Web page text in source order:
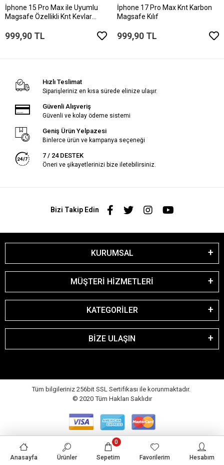
İphone 15 Pro Max ile Uyumlu
Magsafe Özellikli Knt Kevlar
999,90 TL
İphone 17 Pro Max Knt Karbon
Magsafe Kılıf
999,90 TL
Hızlı Teslimat
Siparişleriniz en kısa sürede elinize ulaşır.
Güvenli Alışveriş
Güvenli ve kolay ödeme sistemi
Geniş Ürün Yelpazesi
Binlerce ürün ve kampanya seçeneği
7 / 24 DESTEK
Öneri ve şikayetlerinizi bize iletebilirsiniz.
Bizi Takip Edin
KURUMSAL
MÜŞTERİ HİZMETLERİ
KATEGORİLER
BİZE ULAŞIN
Tüm bilgileriniz 256bit SSL Sertifikası ile korunmaktadır.
© 2020 Tüm Hakları Saklıdır
Anasayfa Ürünler Sepetim
0
Favorilerim Hesabım